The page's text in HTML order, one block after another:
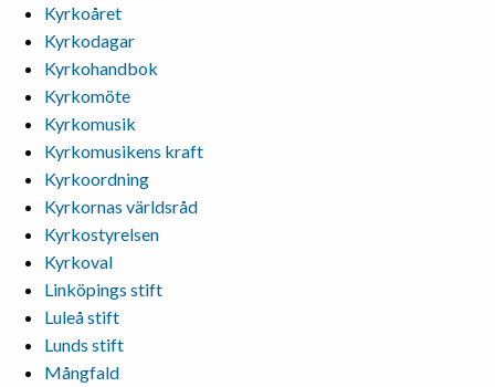
Kyrkoåret
Kyrkodagar
Kyrkohandbok
Kyrkomöte
Kyrkomusik
Kyrkomusikens kraft
Kyrkoordning
Kyrkornas världsråd
Kyrkostyrelsen
Kyrkoval
Linköpings stift
Luleå stift
Lunds stift
Mångfald